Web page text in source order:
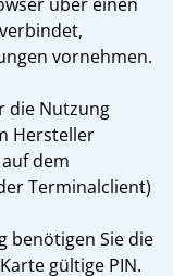
vornehmen.
die Nutzung
Hersteller
dem
Terminalclient)
benötigen Sie die
gültige PIN.